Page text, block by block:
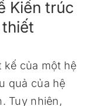
Kiến trúc
kế của một hệ
quả của hệ
Tuy nhiên,